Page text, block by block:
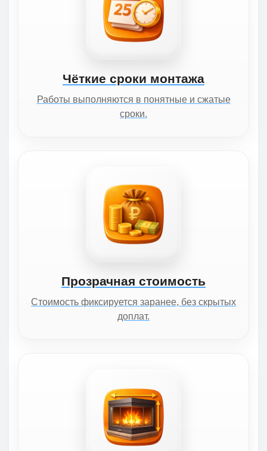
Чёткие сроки монтажа
Работы выполняются в понятные и сжатые
сроки.
Прозрачная стоимость
Стоимость фиксируется заранее, без скрытых
доплат.